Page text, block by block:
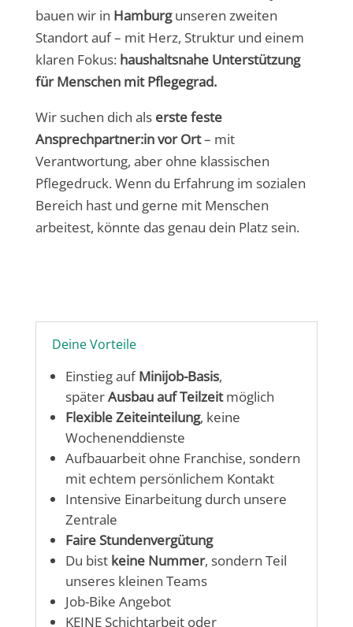
bauen wir in Hamburgunseren zweiten
Standort auf – mit Herz, Struktur und einem
klaren Fokus: haushaltsnahe Unterstützung
für Menschen mit Pflegegrad.
Wir suchen dich als erste feste
Ansprechpartner:in vor Ort– mit
Verantwortung, aber ohne klassischen
Pflegedruck. Wenn du Erfahrung im sozialen
Bereich hast und gerne mit Menschen
arbeitest, könnte das genau dein Platz sein.
Deine Vorteile
Einstieg aufMinijob-Basis,
späterAusbau auf Teilzeitmöglich
Flexible Zeiteinteilung, keine
Wochenenddienste
Aufbauarbeit ohne Franchise, sondern
mit echtem persönlichem Kontakt
Intensive Einarbeitung durch unsere
Zentrale
Faire Stundenvergütung
Du bist keine Nummer, sondern Teil
unseres kleinen Teams
Job-Bike Angebot
KEINE Schichtarbeit oder